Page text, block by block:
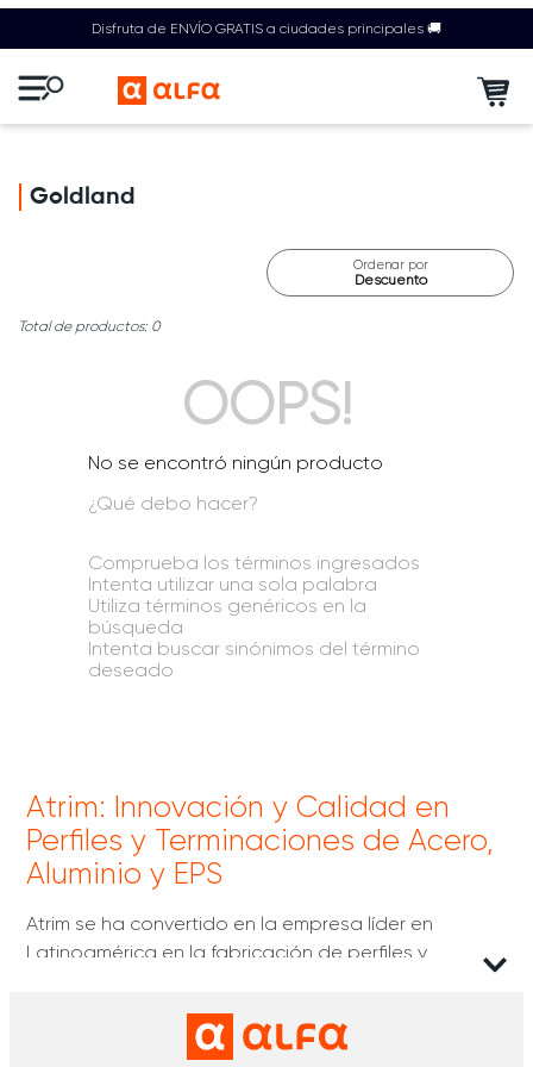
Disfruta de ENVÍO GRATIS a ciudades principales 🚚
Goldland
Ordenar por
Descuento
0
OOPS!
No se encontró ningún producto
¿Qué debo hacer?
Comprueba los términos ingresados
Intenta utilizar una sola palabra
Utiliza términos genéricos en la
búsqueda
Intenta buscar sinónimos del término
deseado
Atrim: Innovación y Calidad en
Perfiles y Terminaciones de Acero,
Aluminio y EPS
Atrim se ha convertido en la empresa líder en
Latinoamérica en la fabricación de perfiles y
expandido). Con una trayectoria de 25 años, esta
marca nacida en Argentina se ha destacado por